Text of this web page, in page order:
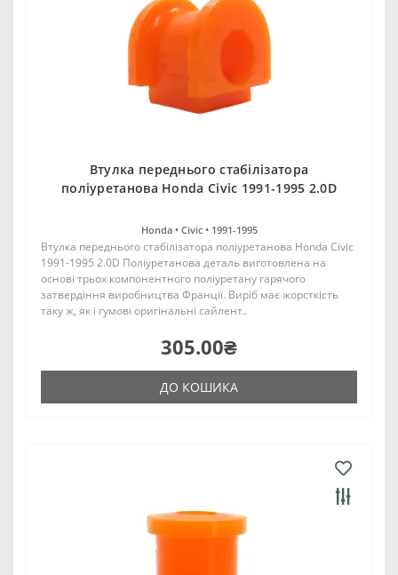
Втулка переднього стабілізатора
поліуретанова Honda Civic 1991-1995 2.0D
Honda • Civic • 1991-1995
Втулка переднього стабілізатора поліуретанова Honda Civic
1991-1995 2.0D Поліуретанова деталь виготовлена на
основі трьох компонентного поліуретану гарячого
затвердіння виробництва Франції. Виріб має жорсткість
таку ж, як і гумові оригінальні сайлент..
305.00₴
ДО КОШИКА